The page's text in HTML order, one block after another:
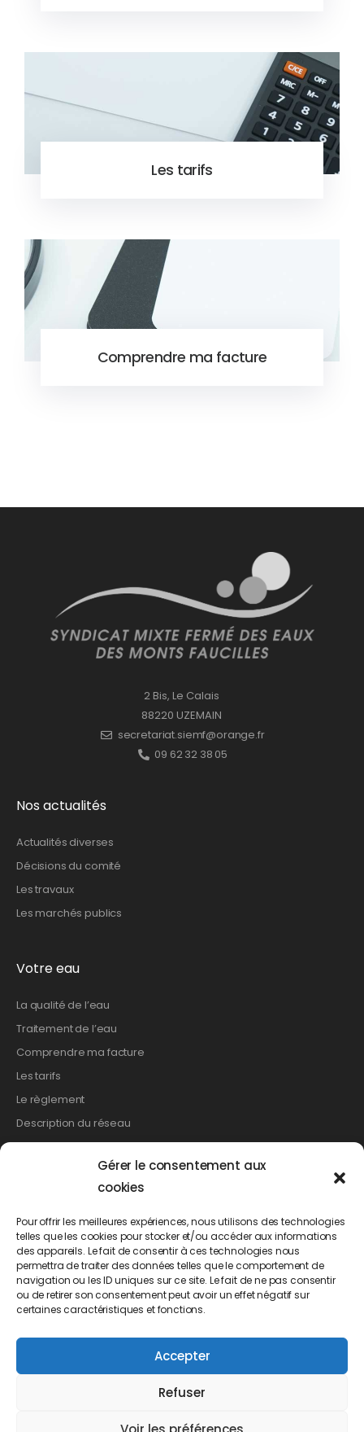
Gérer le consentement aux
cookies
Pour offrir les meilleures expériences, nous utilisons des technologies
telles que les cookies pour stocker et/ou accéder aux informations
des appareils. Le fait de consentir à ces technologies nous
permettra de traiter des données telles que le comportement de
navigation ou les ID uniques sur ce site. Le fait de ne pas consentir
ou de retirer son consentement peut avoir un effet négatif sur
certaines caractéristiques et fonctions.
Accepter
Refuser
Les tarifs
Comprendre ma facture
2 Bis, Le Calais
88220 UZEMAIN
secretariat.siemf@orange.fr
09 62 32 38 05
Nos actualités
Actualités diverses
Décisions du comité
Les travaux
Les marchés publics
Votre eau
La qualité de l’eau
Traitement de l’eau
Comprendre ma facture
Les tarifs
Le règlement
Description du réseau
Relevé de compteur
Création de branchement
Suppression d’un branchement
Changement de propriétaire
Demande d’abonnement
Demande de mensualisation